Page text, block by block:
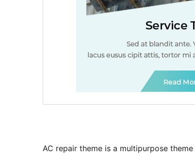
AC repair theme is a multipurpose